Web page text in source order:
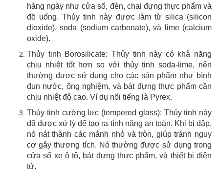
hàng ngày như cửa sổ, đèn, chai đựng thực phẩm và
đồ uống. Thủy tinh này được làm từ silica (silicon
dioxide), soda (sodium carbonate), và lime (calcium
oxide).
Thủy tinh Borosilicate: Thủy tinh này có khả năng
chịu nhiệt tốt hơn so với thủy tinh soda-lime, nên
thường được sử dụng cho các sản phẩm như bình
đun nước, ống nghiệm, và bát đựng thực phẩm cần
chịu nhiệt độ cao. Ví dụ nổi tiếng là Pyrex.
Thủy tinh cường lực (tempered glass): Thủy tinh này
đã được xử lý để tạo ra tính năng an toàn. Khi bị đập,
nó nát thành các mảnh nhỏ và tròn, giúp tránh nguy
cơ gây thương tích. Nó thường được sử dụng trong
cửa sổ xe ô tô, bát đựng thực phẩm, và thiết bị điện
tử.